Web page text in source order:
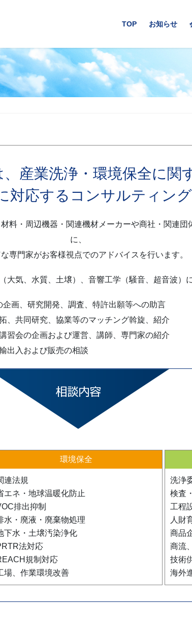
TOP お知らせ
産業洗浄・環境保全に関
対応するコンサルティン
料・周辺機器・関連機材メーカーや商社・関連
に、
専門家がお客様視点でのアドバイスを行います。
大気、水質、土壌）、音響工学（騒音、超音波）
企画、研究開発、調査、特許出願等への助言
、共同研究、協業等のマッチング斡旋、紹介
習会の企画および運営、講師、専門家の紹介
出入および販売の相談
環境保全
連法規
エネ・地球温暖化防止
排出抑制
水・廃液・廃棄物処理
下水・土壌汚染浄化
法対応
規制対応
場、作業環境改善
洗浄
検査
工程
人財
商品
商流
技術
海外